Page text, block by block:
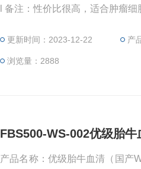
l 备注：性价比很高，适合肿瘤
更新时间：2023-12-22 产
浏览量：2888
FBS500-WS-002优级胎牛
产品名称：优级胎牛血清（国产WINSERA®） 货号：